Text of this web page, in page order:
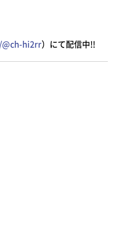
hi2rr）にて配信中!!